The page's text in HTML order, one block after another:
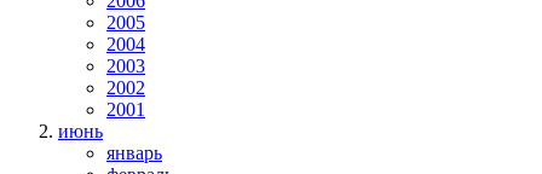
2005
2004
2003
2002
2001
июнь
январь